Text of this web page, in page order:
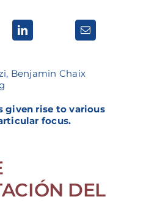
Benjamin Chaix
given rise to various
focus.
DEL